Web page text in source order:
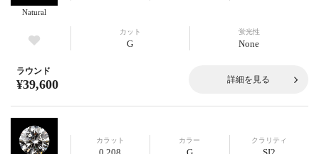
Natural
カット
G
蛍光性
None
ラウンド
¥39,600 詳細を見る
カラット カラー クラリティ